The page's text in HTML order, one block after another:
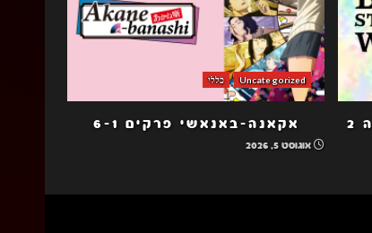
כלבי ספרות נודדים הב עונה 2
Uncategorized כללי
אקאנה-באנאשי פרקים 6-1
אוגוסט 5, 2026